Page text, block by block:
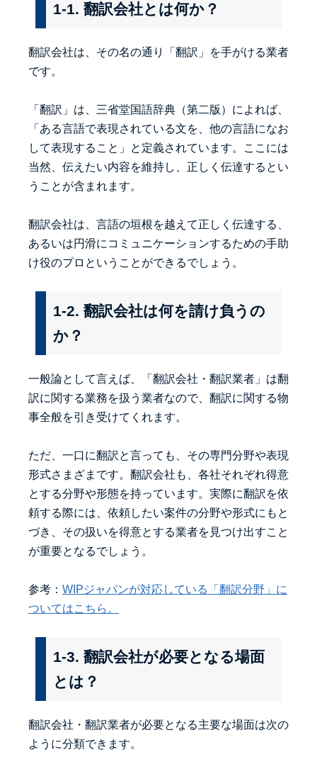
1-1. 翻訳会社とは何か？
翻訳会社は、その名の通り「翻訳」を手がける業者
です。
「翻訳」は、三省堂国語辞典（第二版）によれば、
「ある言語で表現されている文を、他の言語になお
して表現すること」と定義されています。ここには
当然、伝えたい内容を維持し、正しく伝達するとい
うことが含まれます。
翻訳会社は、言語の垣根を越えて正しく伝達する、
あるいは円滑にコミュニケーションするための手助
け役のプロということができるでしょう。
1-2. 翻訳会社は何を請け負うの
か？
一般論として言えば、「翻訳会社・翻訳業者」は翻
訳に関する業務を扱う業者なので、翻訳に関する物
事全般を引き受けてくれます。
ただ、一口に翻訳と言っても、その専門分野や表現
形式さまざまです。翻訳会社も、各社それぞれ得意
とする分野や形態を持っています。実際に翻訳を依
頼する際には、依頼したい案件の分野や形式にもと
づき、その扱いを得意とする業者を見つけ出すこと
が重要となるでしょう。
参考： WIPジャパンが対応している「翻訳分野」に
ついてはこちら。
1-3. 翻訳会社が必要となる場面
とは？
翻訳会社・翻訳業者が必要となる主要な場面は次の
ように分類できます。